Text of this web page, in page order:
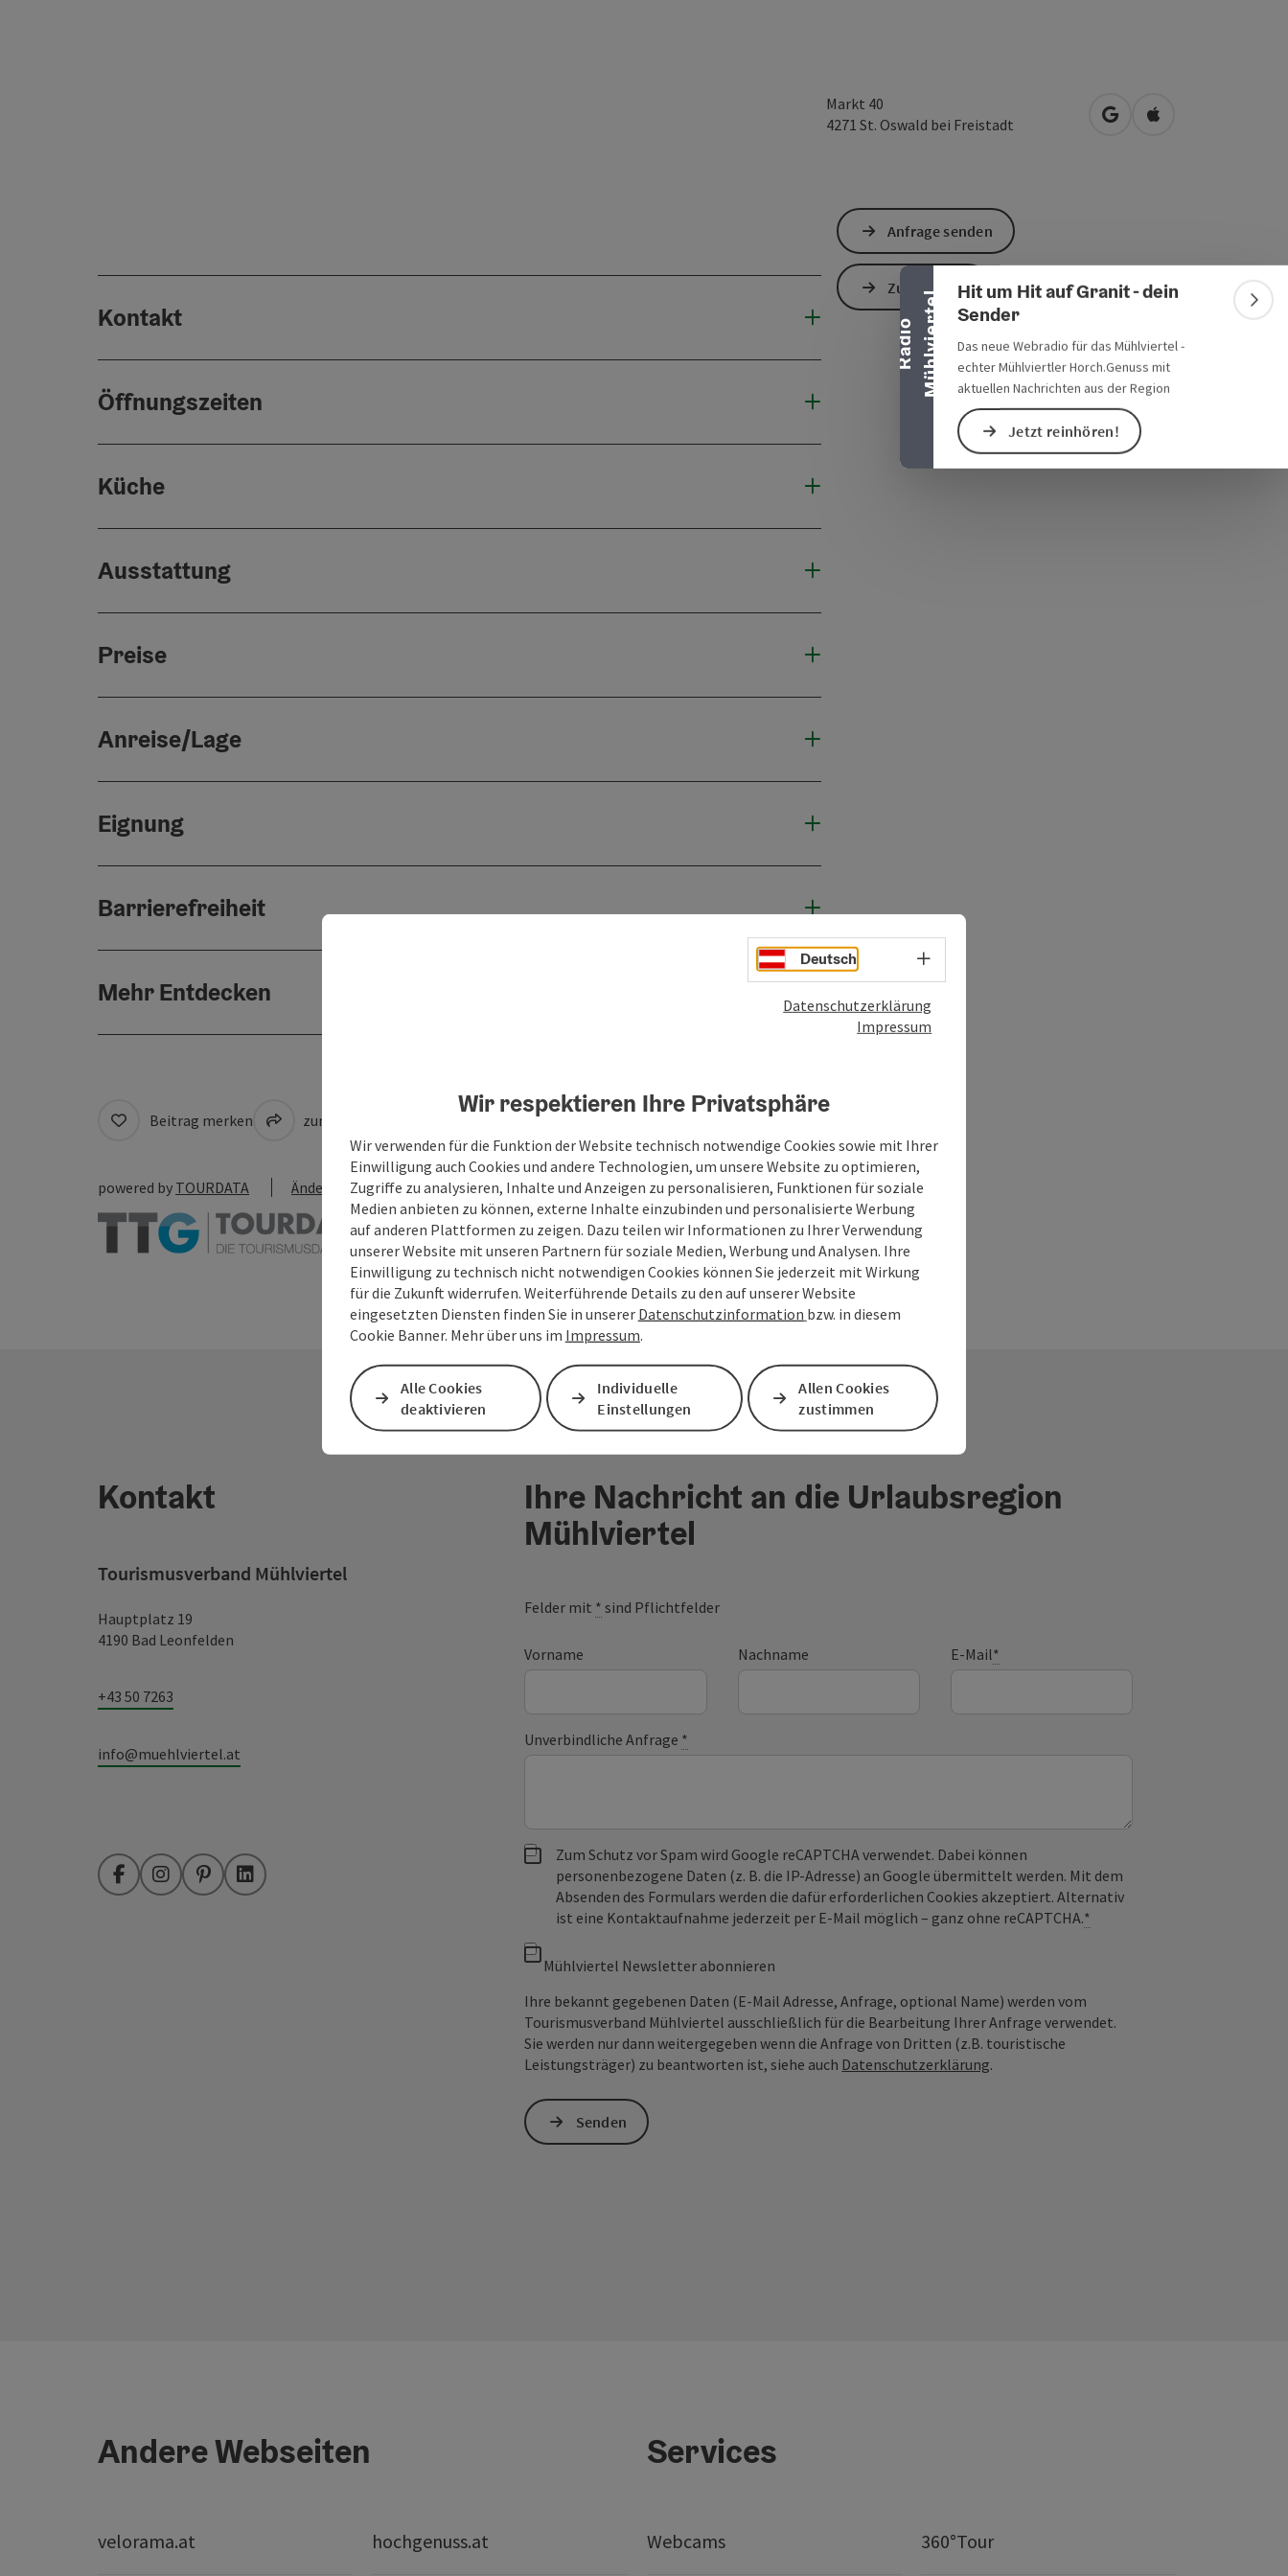
R
a
d
i
o
M
ü
h
l
v
i
e
r
t
e l
Banner einklappen
Hit um Hit auf Granit - dein
Sender
Das neue Webradio für das Mühlviertel -
echter Mühlviertler Horch.Genuss mit
aktuellen Nachrichten aus der Region
Jetzt reinhören!
Markt 40
4271 St. Oswald bei Freistadt in Google Maps öffnen
in Apple Maps
Kontakt
Öffnungszeiten
Küche
Ausstattung
Preise
Anreise/Lage
Eignung
Barrierefreiheit
Mehr Entdecken
Anfrage senden
Zur Website
Beitrag merken zum Merkzettel PDF erstellen In der Nähe
powered by TOURDATA Änderung vorschlagen
Kontakt
Tourismusverband Mühlviertel
Hauptplatz 19
4190 Bad Leonfelden
+43 50 7263
info@muehlviertel.at
FacebookInstagramPinterestLinkedIn
Ihre Nachricht an die Urlaubsregion
Mühlviertel
Felder mit * sind Pflichtfelder
Vorname Nachname E-Mail*
Unverbindliche Anfrage *
Zum Schutz vor Spam wird Google reCAPTCHA verwendet. Dabei können
personenbezogene Daten (z. B. die IP-Adresse) an Google übermittelt werden. Mit dem
Absenden des Formulars werden die dafür erforderlichen Cookies akzeptiert. Alternativ
ist eine Kontaktaufnahme jederzeit per E-Mail möglich – ganz ohne reCAPTCHA.*
Mühlviertel Newsletter abonnieren
Ihre bekannt gegebenen Daten (E-Mail Adresse, Anfrage, optional Name) werden vom
Tourismusverband Mühlviertel ausschließlich für die Bearbeitung Ihrer Anfrage verwendet.
Sie werden nur dann weitergegeben wenn die Anfrage von Dritten (z.B. touristische
Leistungsträger) zu beantworten ist, siehe auch Datenschutzerklärung.
Senden
Andere Webseiten
velorama.at hochgenuss.at
Services
Webcams 360°Tour
Deutsch Sprachwahl - Menü öffnen
Datenschutzerklärung
Impressum
Wir respektieren Ihre Privatsphäre
Wir verwenden für die Funktion der Website technisch notwendige Cookies sowie mit Ihrer
Einwilligung auch Cookies und andere Technologien, um unsere Website zu optimieren,
Zugriffe zu analysieren, Inhalte und Anzeigen zu personalisieren, Funktionen für soziale
Medien anbieten zu können, externe Inhalte einzubinden und personalisierte Werbung
auf anderen Plattformen zu zeigen. Dazu teilen wir Informationen zu Ihrer Verwendung
unserer Website mit unseren Partnern für soziale Medien, Werbung und Analysen. Ihre
Einwilligung zu technisch nicht notwendigen Cookies können Sie jederzeit mit Wirkung
für die Zukunft widerrufen. Weiterführende Details zu den auf unserer Website
eingesetzten Diensten finden Sie in unserer Datenschutzinformation bzw. in diesem
Cookie Banner. Mehr über uns im Impressum.
Alle Cookies
deaktivieren
Individuelle
Einstellungen
Allen Cookies
zustimmen